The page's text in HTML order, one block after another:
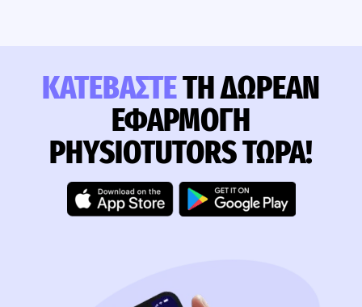
ΚΑΤΕΒΆΣΤΕΤΗ ΔΩΡΕΆΝ
ΕΦΑΡΜΟΓΉ
PHYSIOTUTORS ΤΏΡΑ!